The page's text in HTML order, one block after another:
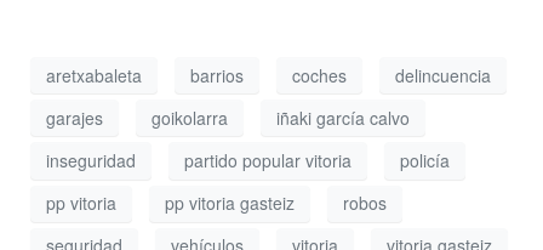
aretxabaleta barrios coches
delincuencia
garajes
goikolarra
iñaki garcía calvo
inseguridad
partido popular vitoria
policía
pp vitoria
pp vitoria gasteiz
robos